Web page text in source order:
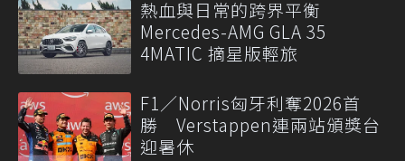
熱血與日常的跨界平衡
Mercedes-AMG GLA 35
4MATIC 摘星版輕旅
F1／Norris匈牙利奪2026首
勝 Verstappen連兩站頒獎台
迎暑休